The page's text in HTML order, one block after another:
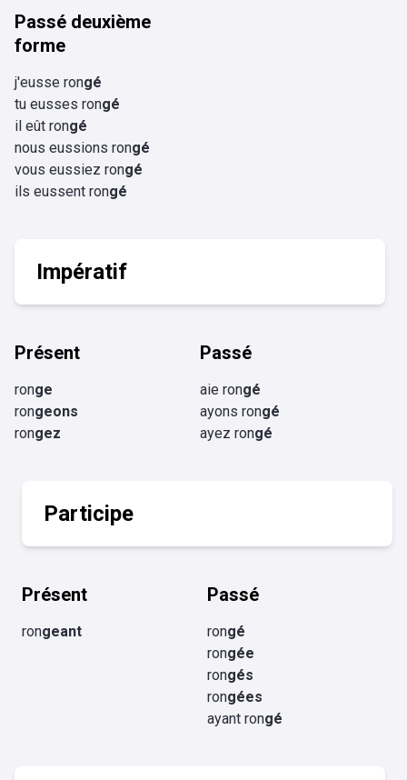
Passé deuxième
forme
j'eusse rongé
tu eusses rongé
il eût rongé
nous eussions rongé
vous eussiez rongé
ils eussent rongé
Impératif
Présent
ronge
rongeons
rongez
Passé
aie rongé
ayons rongé
ayez rongé
Participe
Présent
rongeant
Passé
rongé
rongée
rongés
rongées
ayant rongé